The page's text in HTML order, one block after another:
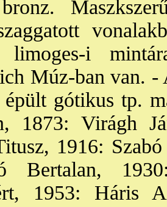
limoges-i
Múz-ban van. -
épült gótikus tp.
1873: Virágh
1916:
Bertalan,
1953: Háris